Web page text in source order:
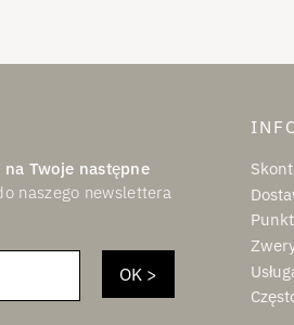
na Twoje następne
naszego newslettera